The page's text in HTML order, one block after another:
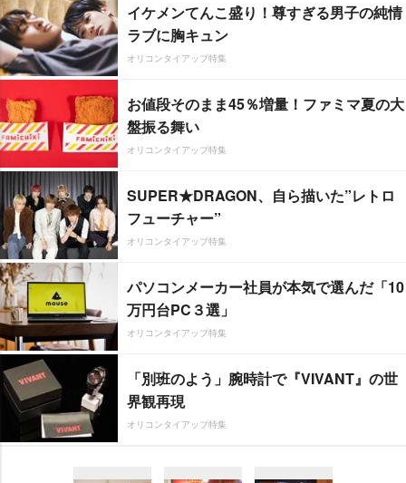
イケメンてんこ盛り！尊すぎる男子の純情
ラブに胸キュン
オリコンタイアップ特集
お値段そのまま45％増量！ファミマ夏の大
盤振る舞い
オリコンタイアップ特集
SUPER★DRAGON、自ら描いた”レトロ
フューチャー”
オリコンタイアップ特集
パソコンメーカー社員が本気で選んだ「10
万円台PC３選」
オリコンタイアップ特集
「別班のよう」腕時計で『VIVANT』の世
界観再現
オリコンタイアップ特集